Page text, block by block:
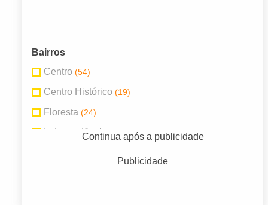
Bairros
Centro (54)
Centro Histórico (19)
Floresta (24)
Independência(21)
Continua após a publicidade
Publicidade